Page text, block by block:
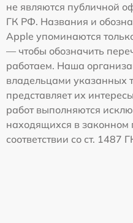
не являются публичной
ГК РФ. Названия и
Apple упоминаются
— чтобы обозначить
работаем. Наша
владельцами указанных
представляет их
работ выполняются
находящихся в законном
соответствии со ст. 1487